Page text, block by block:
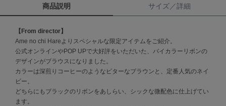
célon
セロン
Clarks Premium
クラークス
CODE A
コードエー
商品説明 サイズ／詳細
【From director】
Ame no chi Hareよりスペシャルな限定アイテムをご紹介。
公式オンラインやPOP UPで大好評をいただいた、バイカラーリボンの
デザインがブラウスになりました。
カラーは深煎りコーヒーのようなビターなブラウンと、定番人気のネイ
ビー。
どちらにもブラックのリボンをあしらい、シックな微配色に仕上げてい
ます。